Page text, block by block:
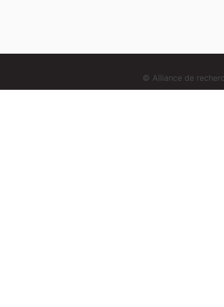
© Alliance de